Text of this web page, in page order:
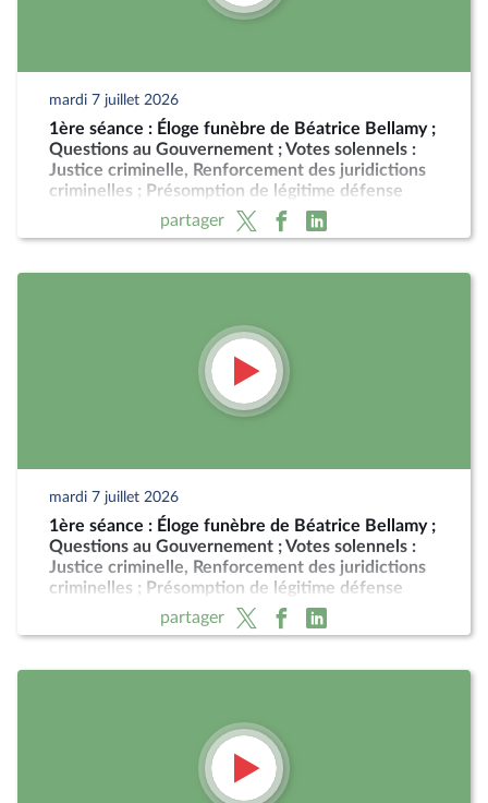
mardi 7 juillet 2026
1ère séance : Éloge funèbre de Béatrice Bellamy ;
Questions au Gouvernement ; Votes solennels :
Justice criminelle, Renforcement des juridictions
criminelles ; Présomption de légitime défense
pour les forces de l'ordre
partager
mardi 7 juillet 2026
1ère séance : Éloge funèbre de Béatrice Bellamy ;
Questions au Gouvernement ; Votes solennels :
Justice criminelle, Renforcement des juridictions
criminelles ; Présomption de légitime défense
pour les forces de l'ordre
partager